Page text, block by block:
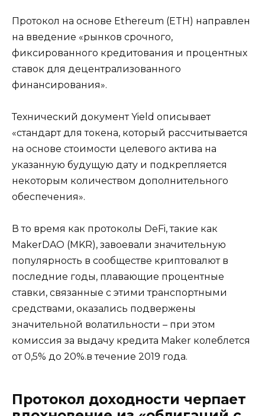
Протокол на основе Ethereum (ETH) направлен
на введение «рынков срочного,
фиксированного кредитования и процентных
ставок для децентрализованного
финансирования».
Технический документ Yield описывает
«стандарт для токена, который рассчитывается
на основе стоимости целевого актива на
указанную будущую дату и подкрепляется
некоторым количеством дополнительного
обеспечения».
В то время как протоколы DeFi, такие как
MakerDAO (MKR), завоевали значительную
популярность в сообществе криптовалют в
последние годы, плавающие процентные
ставки, связанные с этими транспортными
средствами, оказались подвержены
значительной волатильности – при этом
комиссия за выдачу кредита Maker колеблется
от 0,5% до 20%.в течение 2019 года.
Протокол доходности черпает